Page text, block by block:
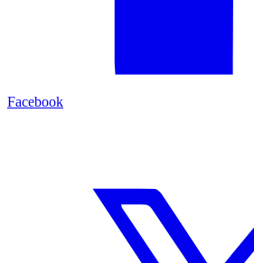
Facebook